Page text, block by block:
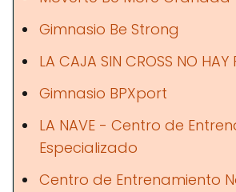
Gimnasio Be Strong
LA CAJA SIN CROSS NO HAY
Gimnasio BPXport
LA NAVE - Centro de
Especializado
Centro de Entrenamiento